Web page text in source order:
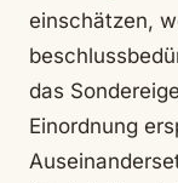
einschätzen,
das
Einordnung